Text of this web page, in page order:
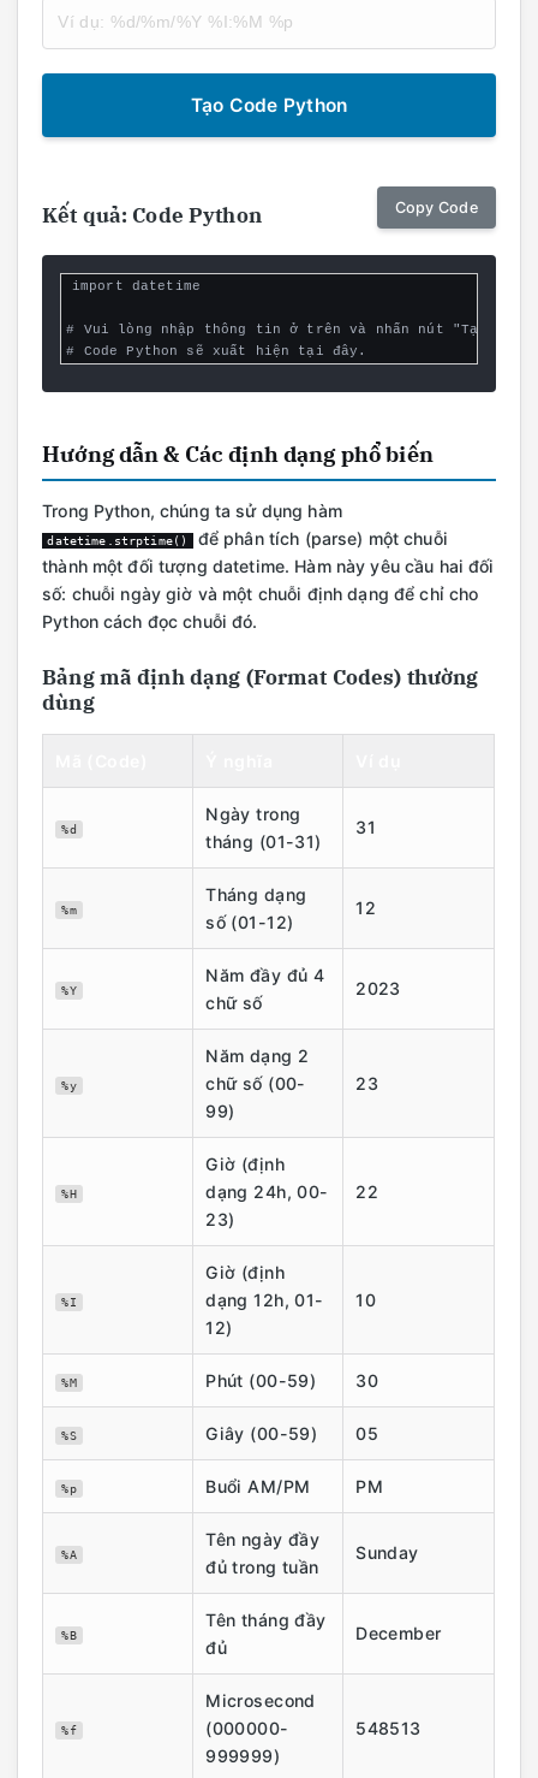
Tạo Code Python
Kết quả: Code Python Copy Code
import datetime
# Vui lòng nhập thông tin ở trên và nhấn nút "Tạo Code"
# Code Python sẽ xuất hiện tại đây.
Hướng dẫn & Các định dạng phổ biến
Trong Python, chúng ta sử dụng hàm
datetime.strptime() để phân tích (parse) một chuỗi
thành một đối tượng datetime. Hàm này yêu cầu hai đối
số: chuỗi ngày giờ và một chuỗi định dạng để chỉ cho
Python cách đọc chuỗi đó.
Bảng mã định dạng (Format Codes) thường
dùng
%d
Ngày trong
tháng (01-31)
31
%m
Tháng dạng
số (01-12)
12
%Y
Năm đầy đủ 4
chữ số
2023
%y
Năm dạng 2
chữ số (00-
99)
23
%H
Giờ (định
dạng 24h, 00-
23)
22
%I
Giờ (định
dạng 12h, 01-
12)
10
%M Phút (00-59) 30
%S Giây (00-59) 05
%p Buổi AM/PM PM
%A
Tên ngày đầy
đủ trong tuần
Sunday
%B
Tên tháng đầy
đủ
December
%f
Microsecond
(000000-
999999)
548513